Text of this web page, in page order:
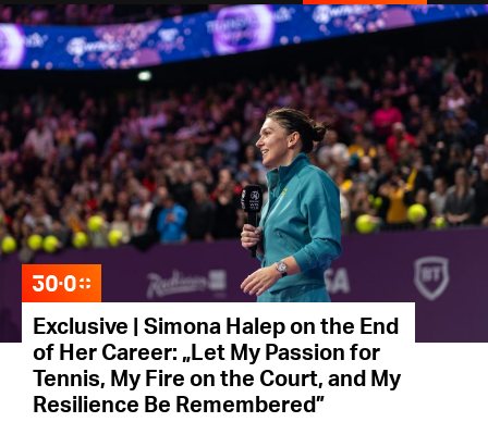
Exclusive | Simona Halep on the End
of Her Career: „Let My Passion for
Tennis, My Fire on the Court, and My
Resilience Be Remembered”